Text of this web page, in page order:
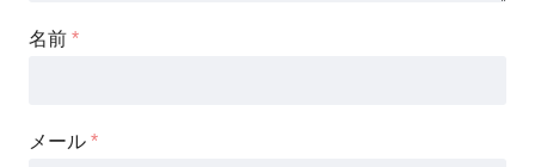
名前 *
メール *